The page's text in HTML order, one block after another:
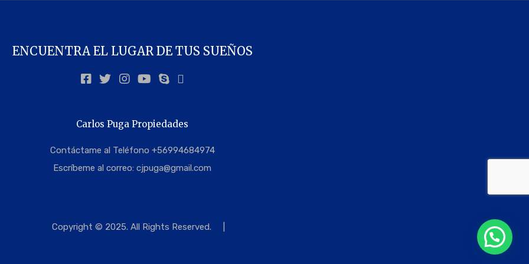
ENCUENTRA EL LUGAR DE TUS SUEÑOS
Carlos Puga Propiedades
Contáctame al Teléfono +56994684974
Escríbeme al correo: cjpuga@gmail.com
Copyright © 2025. All Rights Reserved.